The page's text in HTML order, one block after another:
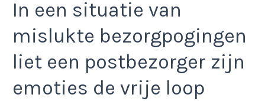
In een situatie van
mislukte bezorgpogingen
liet een postbezorger zijn
emoties de vrije loop